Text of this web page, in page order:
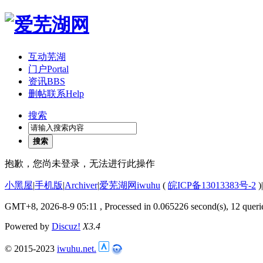
互动芜湖
门户Portal
资讯BBS
删帖联系Help
搜索
搜索
抱歉，您尚未登录，无法进行此操作
小黑屋|手机版|Archiver|爱芜湖网iwuhu ( 皖ICP备13013383号-2 )|
GMT+8, 2026-8-9 05:11 , Processed in 0.065226 second(s), 12
Powered by Discuz! X3.4
© 2015-2023 iwuhu.net.